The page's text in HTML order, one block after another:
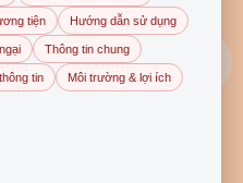
tiện Hướng dẫn sử dụng
Thông tin chung
tin Môi trường & lợi ích